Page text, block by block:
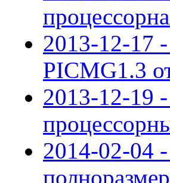
2013-12-17
PICMG1.3
2013-12-19
2014-02-04